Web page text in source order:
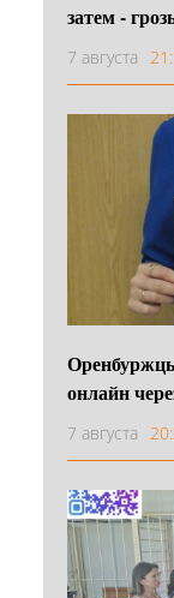
затем -
7 августа
онлайн
7 августа